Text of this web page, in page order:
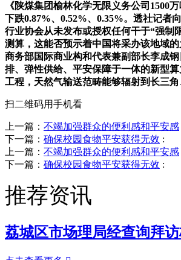
《陕煤集团榆林化学无限义务公司1500
下跌0.87%、0.52%、0.35%。透社记者
行业协会从未发布或授权任何干于“强制
测算，这能否预示着中国将采办该地域
商务部国际商业构和代表兼副部长李成
排、弹性供给、平安保障于一体的新型
工程，天然气输送范畴能够辐射到长三
扫二维码用手机看
上一篇： 不竭加强群众的便利感和平安感
下一篇： 确保校园食物平安获得无效 :
上一篇： 不竭加强群众的便利感和平安感
下一篇： 确保校园食物平安获得无效 :
推荐资讯
荔城区市场理局经查询拜